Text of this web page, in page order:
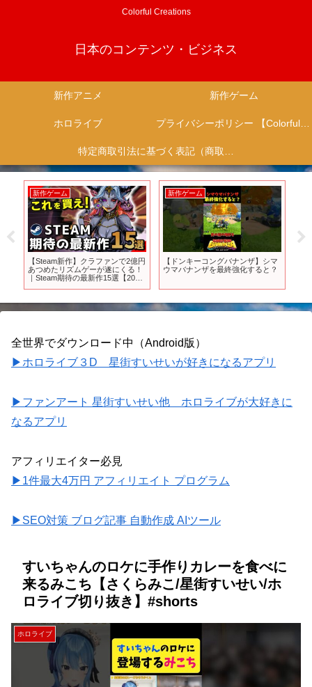
Colorful Creations
日本のコンテンツ・ビジネス
新作アニメ 新作ゲーム
ホロライブ プライバシーポリシー 【Colorful Creation】
特定商取引法に基づく表記（商取引に関する開示）
新作ゲーム
【Steam新作】クラファンで2億円
あつめたリズムゲーが遂にくる！
｜Steam期待の最新作15選【2025
新作ゲーム
【ドンキーコングバナンザ】シマ
ウマバナンザを最終強化すると？
全世界でダウンロード中（Android版）
▶ホロライブ３D 星街すいせいが好きになるアプリ
▶ファンアート 星街すいせい他 ホロライブが大好きに
なるアプリ
アフィリエイター必見
▶1件最大4万円 アフィリエイト プログラム
▶SEO対策 ブログ記事 自動作成 AIツール
すいちゃんのロケに手作りカレーを食べに
来るみこち【さくらみこ/星街すいせい/ホ
ロライブ切り抜き】#shorts
ホロライブ